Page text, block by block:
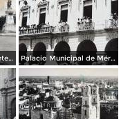
Detalles del Paseo Montejo. Palacio Municipal de Mérida, Yucatán.